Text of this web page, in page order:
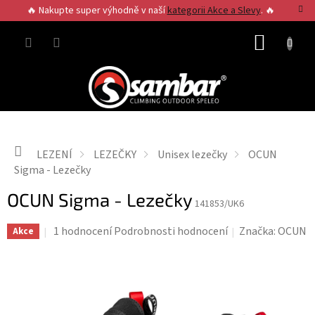
na
obsah
🔥 Nakupte super výhodně v našíkategorii Akce a Slevy. 🔥
Domů
LEZENÍ LEZEČKY Unisex lezečky
OCUN
Sigma - Lezečky
OCUN Sigma - Lezečky 141853/UK6
Akce
Průměrné
1 hodnocení Podrobnosti hodnocení Značka:OCUN